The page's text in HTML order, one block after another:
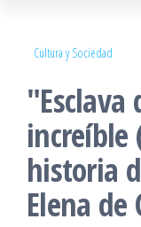
Cultura y Sociedad
increíble
historia
Elena de